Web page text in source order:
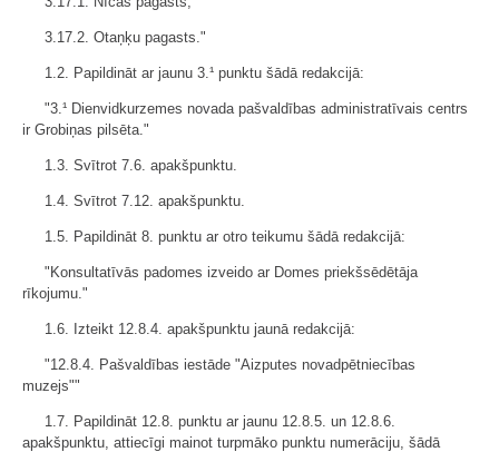
3.17.2. Otaņķu pagasts."
1.2. Papildināt ar jaunu 3.¹ punktu šādā redakcijā:
"3.¹ Dienvidkurzemes novada pašvaldības administratīvais centrs
ir Grobiņas pilsēta."
1.3. Svītrot 7.6. apakšpunktu.
1.4. Svītrot 7.12. apakšpunktu.
1.5. Papildināt 8. punktu ar otro teikumu šādā redakcijā:
"Konsultatīvās padomes izveido ar Domes priekšsēdētāja
rīkojumu."
1.6. Izteikt 12.8.4. apakšpunktu jaunā redakcijā:
"12.8.4. Pašvaldības iestāde "Aizputes novadpētniecības
muzejs""
1.7. Papildināt 12.8. punktu ar jaunu 12.8.5. un 12.8.6.
apakšpunktu, attiecīgi mainot turpmāko punktu numerāciju, šādā